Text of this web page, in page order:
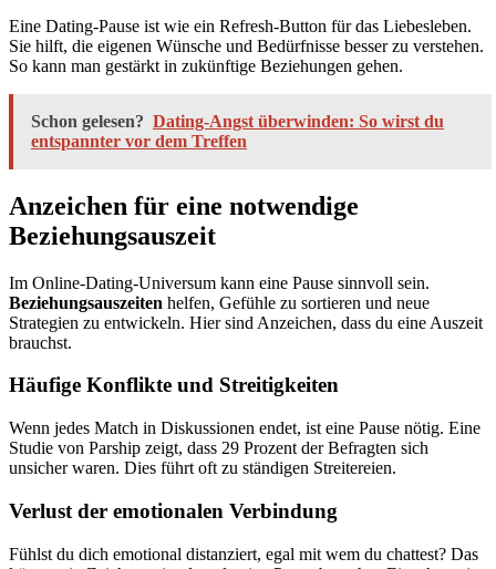
Eine Dating-Pause ist wie ein Refresh-Button für das Liebesleben.
Sie hilft, die eigenen Wünsche und Bedürfnisse besser zu verstehen.
So kann man gestärkt in zukünftige Beziehungen gehen.
Schon gelesen? Dating-Angst überwinden: So wirst du
entspannter vor dem Treffen
Anzeichen für eine notwendige
Beziehungsauszeit
Im Online-Dating-Universum kann eine Pause sinnvoll sein.
Beziehungsauszeiten helfen, Gefühle zu sortieren und neue
Strategien zu entwickeln. Hier sind Anzeichen, dass du eine Auszeit
brauchst.
Häufige Konflikte und Streitigkeiten
Wenn jedes Match in Diskussionen endet, ist eine Pause nötig. Eine
Studie von Parship zeigt, dass 29 Prozent der Befragten sich
unsicher waren. Dies führt oft zu ständigen Streitereien.
Verlust der emotionalen Verbindung
Fühlst du dich emotional distanziert, egal mit wem du chattest? Das